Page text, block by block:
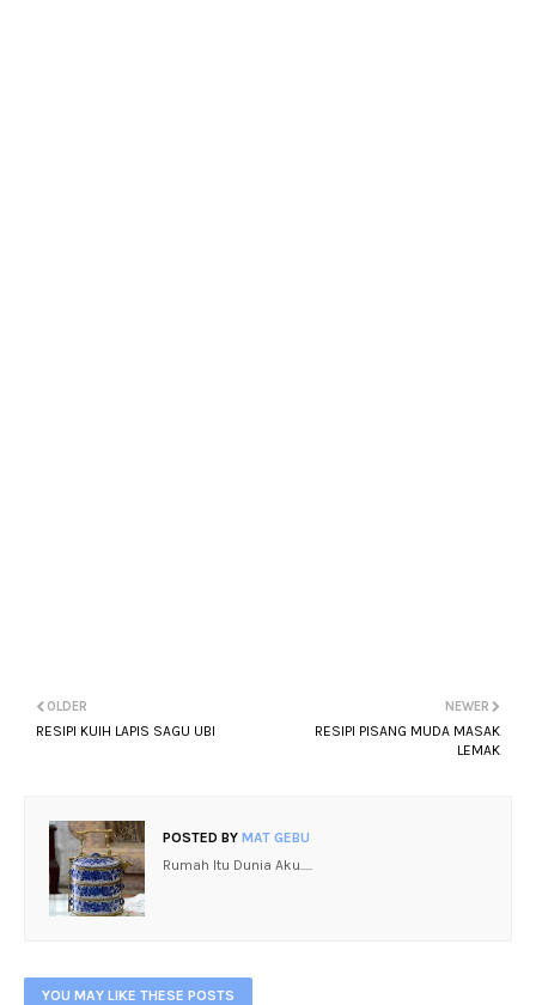
NEWER
RESIPI PISANG MUDA MASAK
LEMAK
OLDER
RESIPI KUIH LAPIS SAGU UBI
POSTED BY MAT GEBU
Rumah Itu Dunia Aku.....
YOU MAY LIKE THESE POSTS